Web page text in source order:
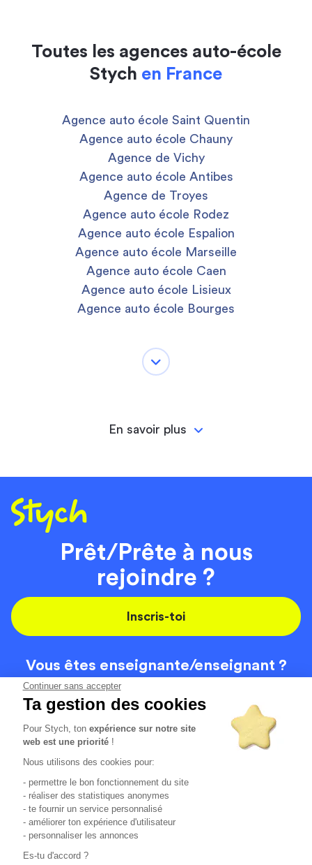
Continuer sans accepter
Ta gestion des cookies
Pour Stych, tonexpérience sur notre site
web est une priorité !
Nous utilisons des cookies pour:
- permettre le bon fonctionnement du site
- réaliser des statistiques anonymes
- te fournir un service personnalisé
- améliorer ton expérience d'utilisateur
- personnaliser les annonces
Es-tu d'accord ?
Toutes les agences auto-école
Stych en France
Agence auto école Saint Quentin
Agence auto école Chauny
Agence de Vichy
Agence auto école Antibes
Agence de Troyes
Agence auto école Rodez
Agence auto école Espalion
Agence auto école Marseille
Agence auto école Caen
Agence auto école Lisieux
Agence auto école Bourges
En savoir plus
Prêt/Prête à nous
rejoindre ?
Inscris-toi
Vous êtes enseignante/enseignant ?
On recrute
Code de la route
Localisation
Contact
Tous les avis clients4.6/5 (51148 avis publiés)